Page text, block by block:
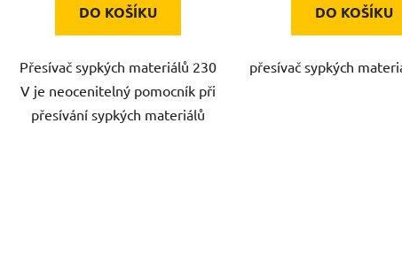
DO KOŠÍKU
Přesívač sypkých materiálů 230
V je neocenitelný pomocník při
přesívání sypkých materiálů
DO KOŠÍKU
přesívač sypkých